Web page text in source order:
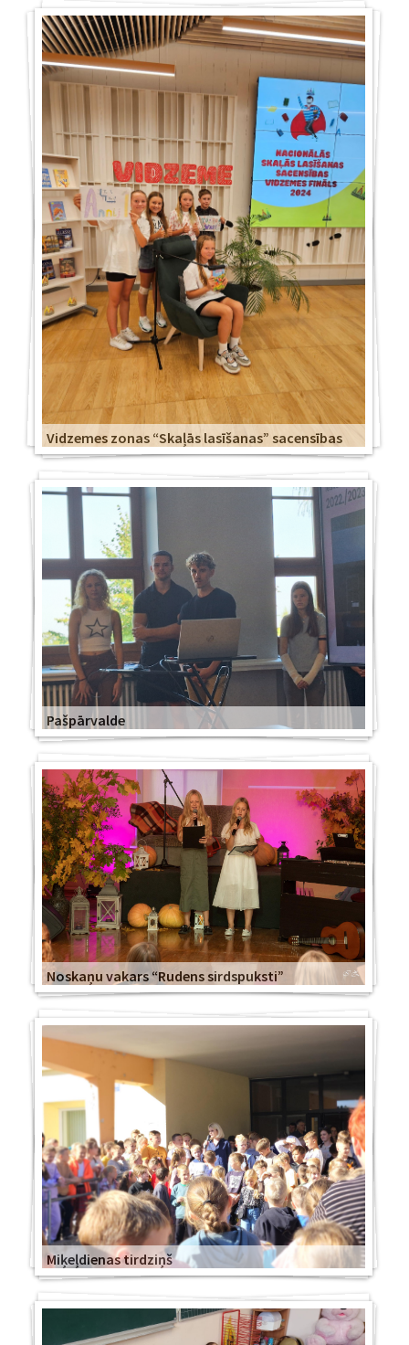
Vidzemes zonas “Skaļās lasīšanas” sacensības
Pašpārvalde
Noskaņu vakars “Rudens sirdspuksti”
Miķeļdienas tirdziņš